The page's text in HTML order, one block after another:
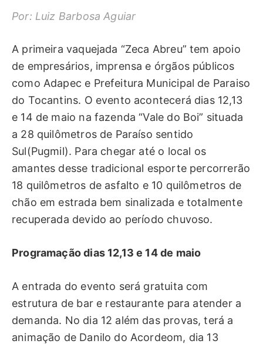
Por: Luiz Barbosa Aguiar
A primeira vaquejada “Zeca Abreu” tem apoio
de empresários, imprensa e órgãos públicos
como Adapec e Prefeitura Municipal de Paraiso
do Tocantins. O evento acontecerá dias 12,13
e 14 de maio na fazenda “Vale do Boi” situada
a 28 quilômetros de Paraíso sentido
Sul(Pugmil). Para chegar até o local os
amantes desse tradicional esporte percorrerão
18 quilômetros de asfalto e 10 quilômetros de
chão em estrada bem sinalizada e totalmente
recuperada devido ao período chuvoso.
Programação dias 12,13 e 14 de maio
A entrada do evento será gratuita com
estrutura de bar e restaurante para atender a
demanda. No dia 12 além das provas, terá a
animação de Danilo do Acordeom, dia 13